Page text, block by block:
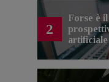
2
Forse è
artificiale